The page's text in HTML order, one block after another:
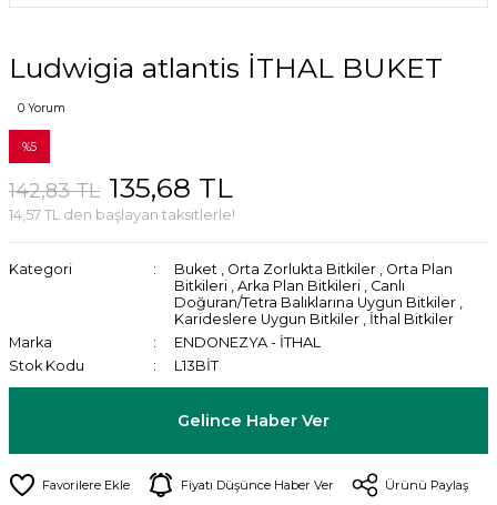
Ludwigia atlantis İTHAL BUKET
0 Yorum
%5
142,83 TL 135,68 TL
14,57 TL den başlayan taksitlerle!
Kategori Buket , Orta Zorlukta Bitkiler , Orta Plan
Bitkileri , Arka Plan Bitkileri , Canlı
Doğuran/Tetra Balıklarına Uygun Bitkiler ,
Karideslere Uygun Bitkiler , İthal Bitkiler
Marka
ENDONEZYA - İTHAL
Stok Kodu
L13BİT
Gelince Haber Ver
Fiyatı Düşünce Haber Ver Ürünü Paylaş